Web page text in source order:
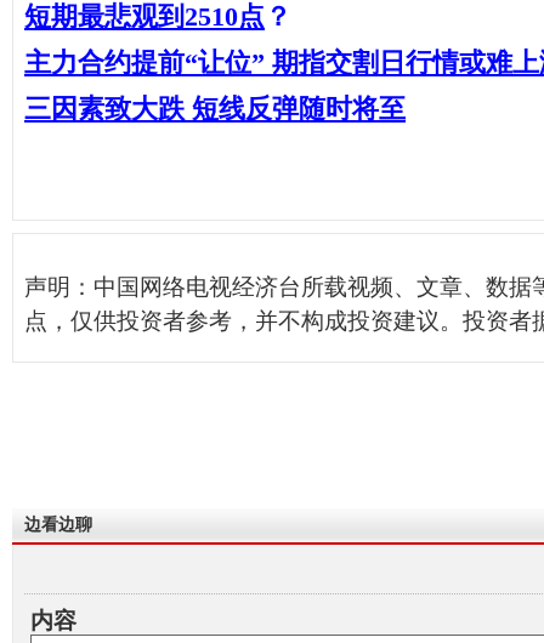
短期最悲观到2510点 ？
主力合约提前“让位” 期指交割日行情或难
三因素致大跌 短线反弹随时将至
声明：中国网络电视经济台所载视频、文章、数据
点，仅供投资者参考，并不构成投资建议。投资者
边看边聊
内容